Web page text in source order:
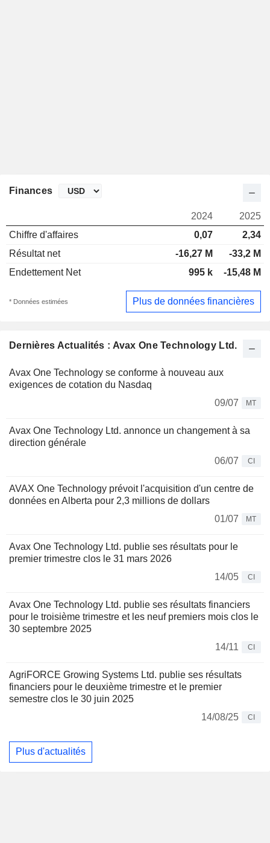
Dernières Actualités : Avax One Technology Ltd.
Avax One Technology se conforme à nouveau aux
exigences de cotation du Nasdaq
09/07
MT
Avax One Technology Ltd. annonce un changement à sa
direction générale
06/07
CI
AVAX One Technology prévoit l'acquisition d'un centre de
données en Alberta pour 2,3 millions de dollars
01/07
MT
Avax One Technology Ltd. publie ses résultats pour le
premier trimestre clos le 31 mars 2026
14/05
CI
Avax One Technology Ltd. publie ses résultats financiers
pour le troisième trimestre et les neuf premiers mois clos le
30 septembre 2025
14/11
CI
AgriFORCE Growing Systems Ltd. publie ses résultats
financiers pour le deuxième trimestre et le premier
semestre clos le 30 juin 2025
14/08/25
CI
Plus d'actualités
Finances
2024
2025
Chiffre d'affaires
0,07
2,34
Résultat net
-16,27 M
-33,2 M
Endettement Net
995 k -15,48 M
* Données estimées Plus de données financières